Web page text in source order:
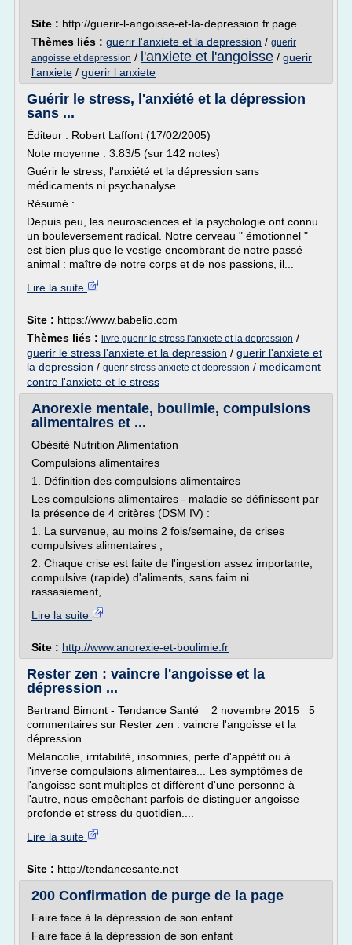
Site : http://guerir-l-angoisse-et-la-depression.fr.page ...
Thèmes liés : guerir l'anxiete et la depression / guerir
angoisse et depression / l'anxiete et l'angoisse / guerir
l'anxiete / guerir l anxiete
Guérir le stress, l'anxiété et la dépression
sans ...
Éditeur : Robert Laffont (17/02/2005)
Note moyenne : 3.83/5 (sur 142 notes)
Guérir le stress, l'anxiété et la dépression sans
médicaments ni psychanalyse
Résumé :
Depuis peu, les neurosciences et la psychologie ont connu
un bouleversement radical. Notre cerveau " émotionnel "
est bien plus que le vestige encombrant de notre passé
animal : maître de notre corps et de nos passions, il...
Lire la suite
Site : https://www.babelio.com
Thèmes liés : livre guerir le stress l'anxiete et la depression /
guerir le stress l'anxiete et la depression / guerir l'anxiete et
la depression / guerir stress anxiete et depression / medicament
contre l'anxiete et le stress
Anorexie mentale, boulimie, compulsions
alimentaires et ...
Obésité Nutrition Alimentation
Compulsions alimentaires
1. Définition des compulsions alimentaires
Les compulsions alimentaires - maladie se définissent par
la présence de 4 critères (DSM IV) :
1. La survenue, au moins 2 fois/semaine, de crises
compulsives alimentaires ;
2. Chaque crise est faite de l'ingestion assez importante,
compulsive (rapide) d'aliments, sans faim ni
rassasiement,...
Lire la suite
Site : http://www.anorexie-et-boulimie.fr
Rester zen : vaincre l'angoisse et la
dépression ...
Bertrand Bimont - Tendance Santé 2 novembre 2015 5
commentaires sur Rester zen : vaincre l'angoisse et la
dépression
Mélancolie, irritabilité, insomnies, perte d'appétit ou à
l'inverse compulsions alimentaires... Les symptômes de
l'angoisse sont multiples et diffèrent d'une personne à
l'autre, nous empêchant parfois de distinguer angoisse
profonde et stress du quotidien....
Lire la suite
Site : http://tendancesante.net
200 Confirmation de purge de la page
Faire face à la dépression de son enfant
Faire face à la dépression de son enfant